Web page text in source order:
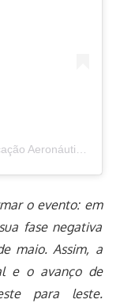
o evento: em
fase negativa
maio. Assim, a
e o avanço de
para leste.